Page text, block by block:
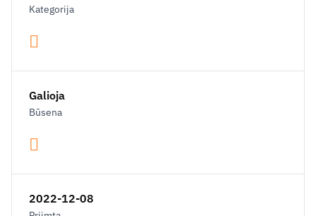
Kategorija
Galioja
Būsena
2022-12-08